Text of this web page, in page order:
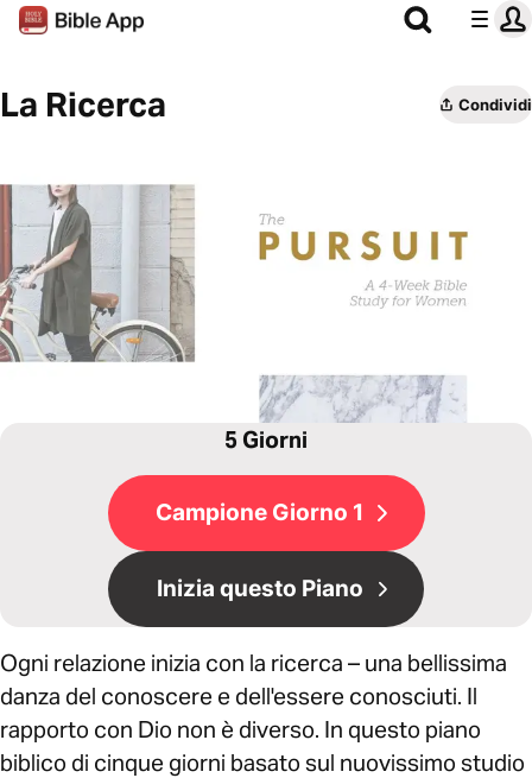
La Ricerca Condividi
5 Giorni
Campione Giorno 1
Inizia questo Piano
Ogni relazione inizia con la ricerca – una bellissima
danza del conoscere e dell'essere conosciuti. Il
rapporto con Dio non è diverso. In questo piano
biblico di cinque giorni basato sul nuovissimo studio